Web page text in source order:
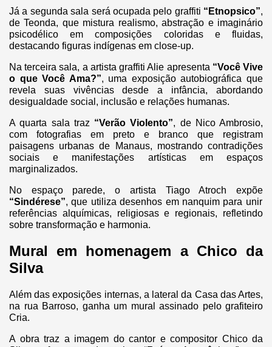
Já a segunda sala será ocupada pelo graffiti “Etnopsico”,
de Teonda, que mistura realismo, abstração e imaginário
psicodélico em composições coloridas e fluidas,
destacando figuras indígenas em close-up.
Na terceira sala, a artista graffiti Alie apresenta “Você Vive
o que Você Ama?”, uma exposição autobiográfica que
revela suas vivências desde a infância, abordando
desigualdade social, inclusão e relações humanas.
A quarta sala traz “Verão Violento”, de Nico Ambrosio,
com fotografias em preto e branco que registram
paisagens urbanas de Manaus, mostrando contradições
sociais e manifestações artísticas em espaços
marginalizados.
No espaço parede, o artista Tiago Atroch expõe
“Sindérese”, que utiliza desenhos em nanquim para unir
referências alquímicas, religiosas e regionais, refletindo
sobre transformação e harmonia.
Mural em homenagem a Chico da
Silva
Além das exposições internas, a lateral da Casa das Artes,
na rua Barroso, ganha um mural assinado pelo grafiteiro
Cria.
A obra traz a imagem do cantor e compositor Chico da